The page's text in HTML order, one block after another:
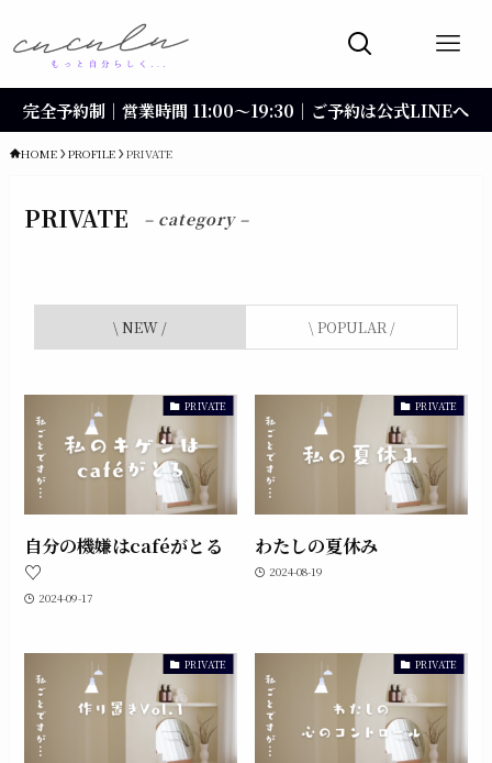
完全予約制｜営業時間 11:00〜19:30｜ご予約は公式LINEへ
HOME PROFILE PRIVATE
PRIVATE – category –
\ NEW / \ POPULAR /
PRIVATE
自分の機嫌はcaféがとる
♡
2024-09-17
PRIVATE
わたしの夏休み
2024-08-19
PRIVATE PRIVATE